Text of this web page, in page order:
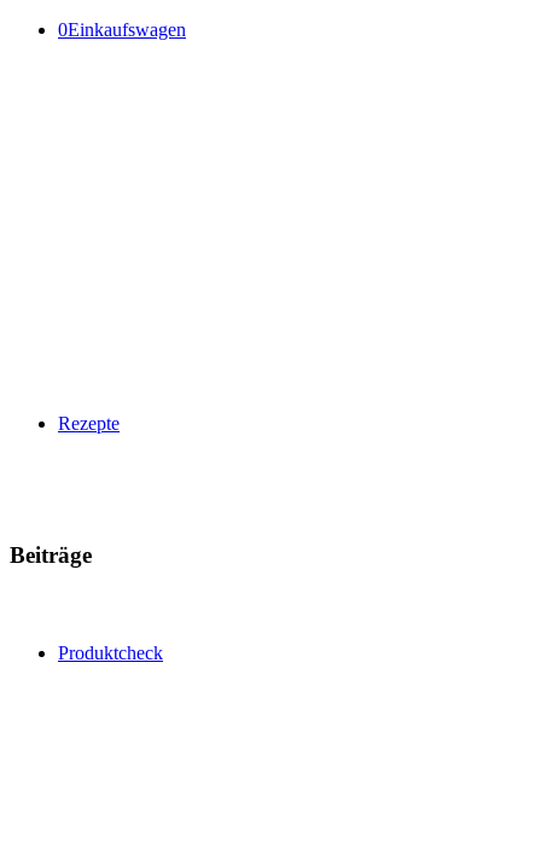
0Einkaufswagen
Rezepte
Produktcheck
Beiträge